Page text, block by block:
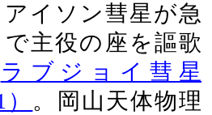
イソン彗星が急
主役の座を謳歌
ラブジョイ彗星
。岡山天体物理